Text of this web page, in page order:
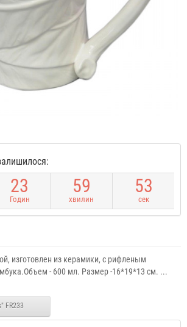
23
Годин
59
хвилин
53
сек
изготовлен из керамики, с рифленым
- 600 мл. Размер -16*19*13 см. ...
FR233